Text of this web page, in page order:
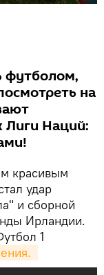
футболом,
на
Лиги Наций:
красивым
удар
и сборной
Ирландии.
1